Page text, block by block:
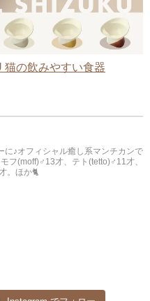
猫の飲みやすい食器
に♪オフィシャル癒し系マンチカンで
フ(moff)♂13才、テト(tetto)♂11才、
。ほか🐈